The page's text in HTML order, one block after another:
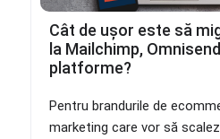
Cât de ușor este să
la Mailchimp,
platforme?
Pentru brandurile de
marketing care vor să